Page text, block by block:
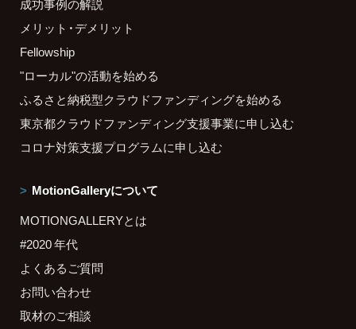
成功事例の解説
メリット・デメリット
Fellowship
"ローカル"の活動を始める
ふるさと納税型クラウドファンディングを始める
東京都クラウドファンディング支援事業に申し込む
コロナ対策支援プログラムに申し込む
MotionGalleryについて
MOTIONGALLERYとは
#2020 年代
よくあるご質問
お問い合わせ
取材のご相談